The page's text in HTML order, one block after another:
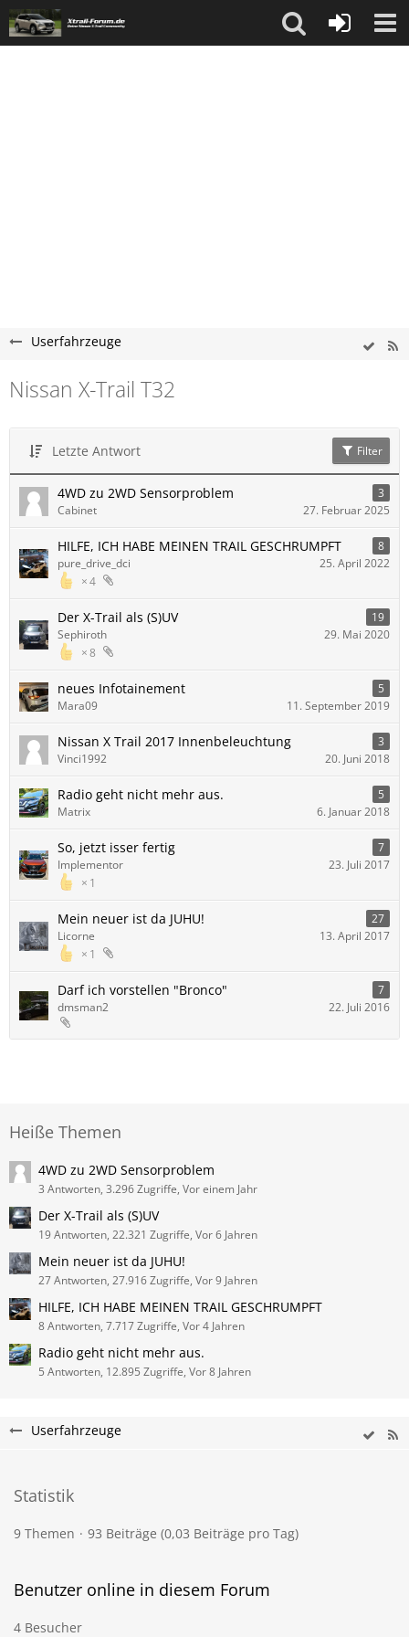
Userfahrzeuge
Nissan X-Trail T32
Letzte Antwort Filter
4WD zu 2WD Sensorproblem
3
Cabinet
27. Februar 2025
HILFE, ICH HABE MEINEN TRAIL GESCHRUMPFT 8
4
pure_drive_dci 25. April 2022
Der X-Trail als (S)UV 19
8
Sephiroth 29. Mai 2020
neues Infotainement
5
Mara09
11. September 2019
Nissan X Trail 2017 Innenbeleuchtung
3
Vinci1992
20. Juni 2018
Radio geht nicht mehr aus.
5
Matrix
6. Januar 2018
So, jetzt isser fertig 7
1
Implementor 23. Juli 2017
Mein neuer ist da JUHU! 27
1
Licorne 13. April 2017
Darf ich vorstellen "Bronco"
7
dmsman2
22. Juli 2016
Heiße Themen
4WD zu 2WD Sensorproblem
3 Antworten, 3.296 Zugriffe, Vor einem Jahr
Der X-Trail als (S)UV
19 Antworten, 22.321 Zugriffe, Vor 6 Jahren
Mein neuer ist da JUHU!
27 Antworten, 27.916 Zugriffe, Vor 9 Jahren
HILFE, ICH HABE MEINEN TRAIL GESCHRUMPFT
8 Antworten, 7.717 Zugriffe, Vor 4 Jahren
Radio geht nicht mehr aus.
5 Antworten, 12.895 Zugriffe, Vor 8 Jahren
Userfahrzeuge
Statistik
9 Themen 93 Beiträge (0,03 Beiträge pro Tag)
Benutzer online in diesem Forum
4 Besucher